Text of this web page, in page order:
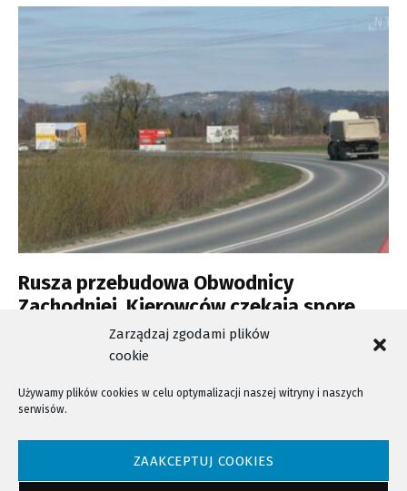
Zarządzaj zgodami plików
cookie
Używamy plików cookies w celu optymalizacji naszej witryny i naszych
serwisów.
ZAAKCEPTUJ COOKIES
Rusza przebudowa Obwodnicy
Zachodniej. Kierowców czekają spore
utrudnienia
NTV - Nasza Telewizja Sądecka © 2023 Wszystkie prawa zastrzeżone!